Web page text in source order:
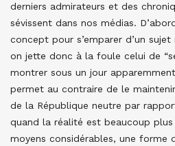
derniers admirateurs et des
sévissent dans nos médias.
concept pour s’emparer d’un
on jette donc à la foule celui de
montrer sous un jour
permet au contraire de le
de la République neutre par
quand la réalité est beaucoup
moyens considérables, une forme